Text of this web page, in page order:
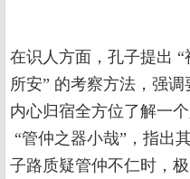
在识人方面，孔子提出
所安” 的考察方法，强
内心归宿全方位了解一
“管仲之器小哉”，指出
子路质疑管仲不仁时，